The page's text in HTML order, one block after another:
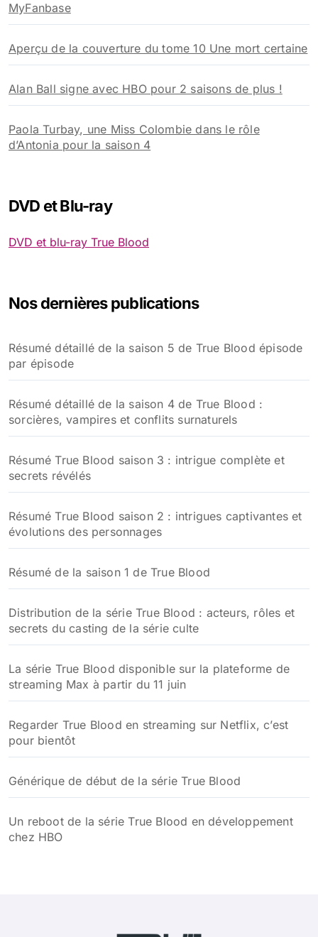
MyFanbase
Aperçu de la couverture du tome 10 Une mort certaine
Alan Ball signe avec HBO pour 2 saisons de plus !
Paola Turbay, une Miss Colombie dans le rôle
d’Antonia pour la saison 4
DVD et Blu-ray
DVD et blu-ray True Blood
Nos dernières publications
Résumé détaillé de la saison 5 de True Blood épisode
par épisode
Résumé détaillé de la saison 4 de True Blood :
sorcières, vampires et conflits surnaturels
Résumé True Blood saison 3 : intrigue complète et
secrets révélés
Résumé True Blood saison 2 : intrigues captivantes et
évolutions des personnages
Résumé de la saison 1 de True Blood
Distribution de la série True Blood : acteurs, rôles et
secrets du casting de la série culte
La série True Blood disponible sur la plateforme de
streaming Max à partir du 11 juin
Regarder True Blood en streaming sur Netflix, c’est
pour bientôt
Générique de début de la série True Blood
Un reboot de la série True Blood en développement
chez HBO